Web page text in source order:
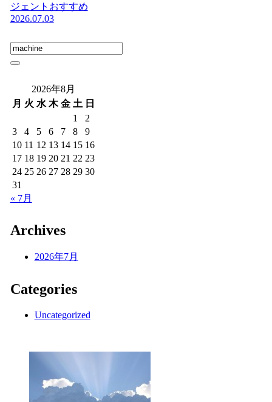
ジェントおすすめ
2026.07.03
2026年8月
月 火 水 木 金 土 日
1
2
3
4 5 6 7 8
9
10 11 12 13 14 15 16
17 18 19 20 21 22 23
24 25 26 27 28 29 30
31
« 7月
Archives
2026年7月
Categories
Uncategorized